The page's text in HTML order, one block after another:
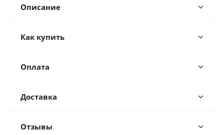
Описание
Как купить
Оплата
Доставка
Отзывы